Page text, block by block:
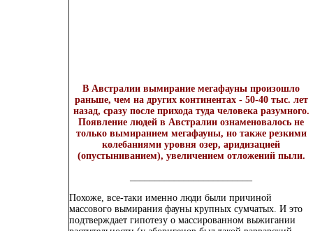
В Австралии вымирание мегафауны произошло
раньше, чем на других континентах - 50-40 тыс. лет
назад, сразу после прихода туда человека разумного.
Появление людей в Австралии ознаменовалось не
только вымиранием мегафауны, но также резкими
колебаниями уровня озер, аридизацией
(опустыниванием), увеличением отложений пыли.
Похоже, все-таки именно люди были причиной
массового вымирания фауны крупных сумчатых. И это
подтверждает гипотезу о массированном выжигании